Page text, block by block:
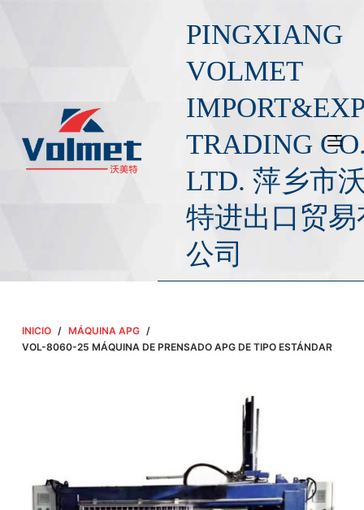
a
d
PINGXIANG
VOLMET
TRADING
LTD. 萍乡市
特进出口贸易
公司
INICIO / MÁQUINA APG /
VOL-8060-25 MÁQUINA DE PRENSADO APG DE TIPO ESTÁNDAR